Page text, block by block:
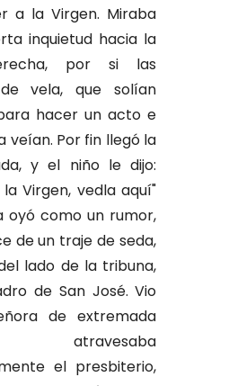
a la Virgen. Miraba
inquietud hacia la
por si las
vela, que solían
hacer un acto e
veían. Por fin llegó la
y el niño le dijo:
Virgen, vedla aquí"
oyó como un rumor,
de un traje de seda,
lado de la tribuna,
de San José. Vio
de extremada
atravesaba
el presbiterio,